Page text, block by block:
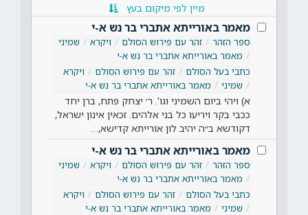
מיין לפי מיקום בעץ
מאמר באורייתא אתברי בר נש א-י
ספר הזהר זהר עם פירוש הסולם ויקרא
שמיני
מאמר באורייתא אתברי בר נש א-י
כתבי בעל הסולם
זהר עם פירוש הסולם
ויקרא
שמיני
מאמר באורייתא אתברי בר נש א-י
א) ויהי ביום השמיני וגו'. ר׳ יצחק פתח, ברן יחד
ככבי בקר ויריעו כל בני אלהים. זכאין אינון ישראל,
דקודשא ב״ה יהיב לון אורייתא קדישא,…
מאמר באורייתא אתברי בר נש א-י
ספר הזהר זהר עם פירוש הסולם ויקרא
שמיני
מאמר באורייתא אתברי בר נש א-י
כתבי בעל הסולם
זהר עם פירוש הסולם
ויקרא
שמיני
מאמר באורייתא אתברי בר נש א-י